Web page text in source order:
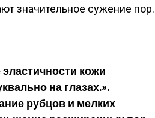
значительное сужение пор.
кожи
на глазах.».
рубцов и мелких